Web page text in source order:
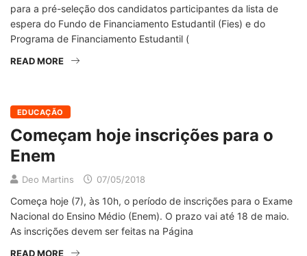
para a pré-seleção dos candidatos participantes da lista de
espera do Fundo de Financiamento Estudantil (Fies) e do
Programa de Financiamento Estudantil (
READ MORE
EDUCAÇÃO
Começam hoje inscrições para o
Enem
Deo Martins 07/05/2018
Começa hoje (7), às 10h, o período de inscrições para o Exame
Nacional do Ensino Médio (Enem). O prazo vai até 18 de maio.
As inscrições devem ser feitas na Página
READ MORE